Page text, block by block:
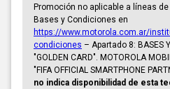
Promoción no aplicable a líneas
Bases y Condiciones en
https://www.motorola.com.ar/
condiciones – Apartado 8: BASES
"GOLDEN CARD". MOTOROLA
"FIFA OFFICIAL SMARTPHONE
no indica disponibilidad de esta